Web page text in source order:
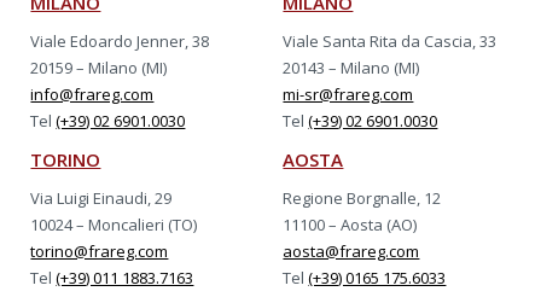
Viale Edoardo Jenner, 38
20159 – Milano (MI)
info@frareg.com
Tel(+39) 02 6901.0030
Viale Santa Rita da Cascia, 33
20143 – Milano (MI)
mi-sr@frareg.com
Tel(+39) 02 6901.0030
TORINO
Via Luigi Einaudi, 29
10024 – Moncalieri (TO)
torino@frareg.com
Tel(+39) 011 1883.7163
AOSTA
Regione Borgnalle, 12
11100 – Aosta (AO)
aosta@frareg.com
Tel(+39) 0165 175.6033